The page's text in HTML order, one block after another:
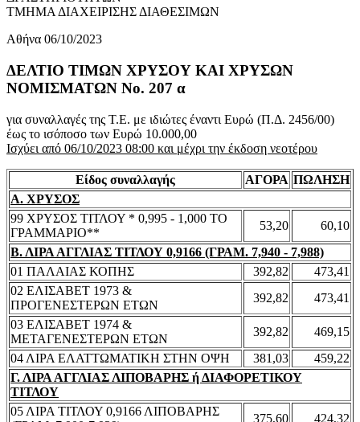
ΤΜΗΜΑ ΔΙΑΧΕΙΡΙΣΗΣ ΔΙΑΘΕΣΙΜΩΝ
Αθήνα 06/10/2023
ΔΕΛΤΙΟ ΤΙΜΩΝ ΧΡΥΣΟΥ ΚΑΙ ΧΡΥΣΩΝ
ΝΟΜΙΣΜΑΤΩΝ No. 207 α
για συναλλαγές της Τ.Ε. με ιδιώτες έναντι Ευρώ (Π.Δ. 2456/00)
έως το ισόποσο των Ευρώ 10.000,00
Ισχύει από 06/10/2023 08:00 και μέχρι την έκδοση νεοτέρου
Είδος συναλλαγής ΑΓΟΡΑ ΠΩΛΗΣΗ
Α. ΧΡΥΣΟΣ
99 ΧΡΥΣΟΣ ΤΙΤΛΟΥ * 0,995 - 1,000 ΤΟ
ΓΡΑΜΜΑΡΙΟ**
53,20
60,10
Β. ΛΙΡΑ ΑΓΓΛΙΑΣ ΤΙΤΛΟΥ 0,9166 (ΓΡΑΜ. 7,940 - 7,988)
01 ΠΑΛΑΙΑΣ ΚΟΠΗΣ
392,82
473,41
02 ΕΛΙΣΑΒΕΤ 1973 &
ΠΡΟΓΕΝΕΣΤΕΡΩΝ ΕΤΩΝ
392,82
473,41
03 ΕΛΙΣΑΒΕΤ 1974 &
ΜΕΤΑΓΕΝΕΣΤΕΡΩΝ ΕΤΩΝ
392,82
469,15
04 ΛΙΡΑ ΕΛΑΤΤΩΜΑΤΙΚΗ ΣΤΗΝ ΟΨΗ
381,03
459,22
Γ. ΛΙΡΑ ΑΓΓΛΙΑΣ ΛΙΠΟΒΑΡΗΣ ή ΔΙΑΦΟΡΕΤΙΚΟΥ
ΤΙΤΛΟΥ
05 ΛΙΡΑ ΤΙΤΛΟΥ 0,9166 ΛΙΠΟΒΑΡΗΣ
375,60
424,32